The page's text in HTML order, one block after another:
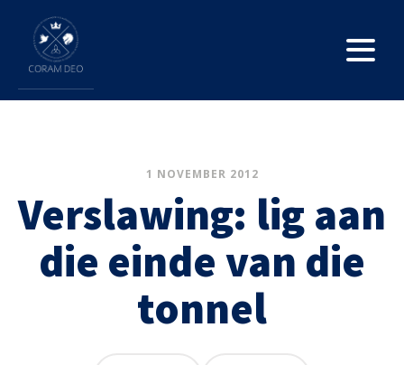
1 NOVEMBER 2012
Verslawing: lig aan
die einde van die
tonnel